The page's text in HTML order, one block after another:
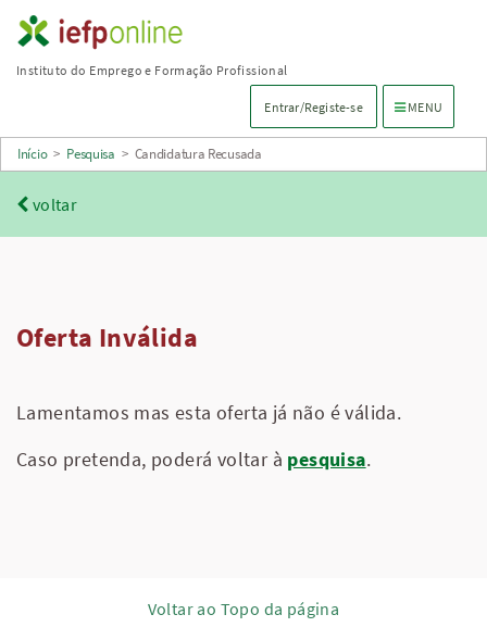
Saltar
para
principal
Instituto do Emprego e Formação Profissional
Entrar/Registe-se Menu de
MENU
Início > Pesquisa > Candidatura Recusada
voltar
Oferta Inválida
Lamentamos mas esta oferta já não é válida.
Caso pretenda, poderá voltar à pesquisa.
Voltar ao Topo da página